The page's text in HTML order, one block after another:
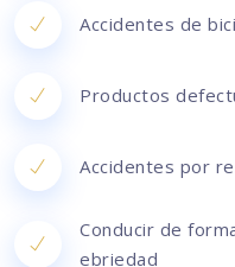
Accidentes de
Productos
Accidentes por
Conducir de
ebriedad